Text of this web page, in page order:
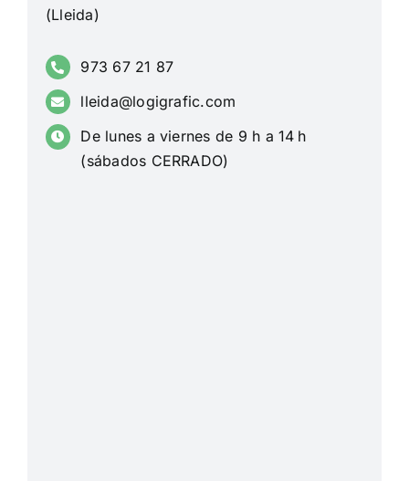
(Lleida)
973 67 21 87
lleida@logigrafic.com
De lunes a viernes de 9 h a 14 h
(sábados CERRADO)